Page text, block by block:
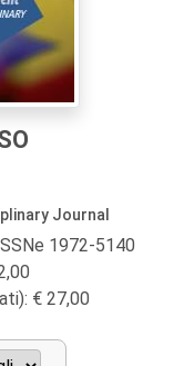
Journal
1972-5140
€ 27,00